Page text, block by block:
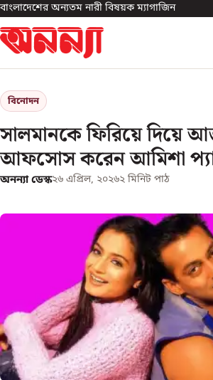
বাংলাদেশের অন্যতম নারী বিষয়ক ম্যাগাজিন
বিনোদন
সালমানকে ফিরিয়ে দিয়ে
আফসোস করেন আমিশা
অনন্যা ডেস্ক২৬ এপ্রিল, ২০২৬২ মিনিট পাঠ